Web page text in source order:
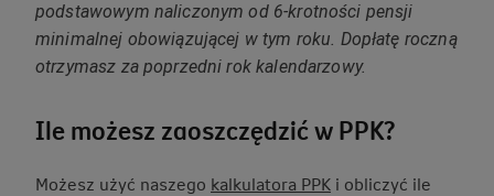
podstawowym naliczonym od 6-krotności pensji
minimalnej obowiązującej w tym roku. Dopłatę roczną
otrzymasz za poprzedni rok kalendarzowy.
Ile możesz zaoszczędzić w PPK?
Możesz użyć naszego kalkulatora PPK i obliczyć ile